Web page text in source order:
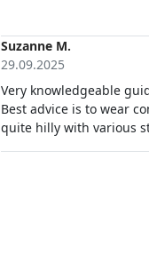
different locally made
great basket maker teacher! The time flew by and I am
my tiny creation! Thank
Suzanne M.
29.09.2025
Very knowledgeable
Best advice is to wear
quite hilly with various